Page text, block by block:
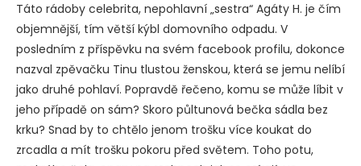
Táto rádoby celebrita, nepohlavní „sestra“ Agáty H. je čím
objemnější, tím větší kýbl domovního odpadu. V
posledním z příspěvku na svém facebook profilu, dokonce
nazval zpěvačku Tinu tlustou ženskou, která se jemu nelíbí
jako druhé pohlaví. Popravdě řečeno, komu se může líbit v
jeho případě on sám? Skoro půltunová bečka sádla bez
krku? Snad by to chtělo jenom trošku více koukat do
zrcadla a mít trošku pokoru před světem. Toho potu,